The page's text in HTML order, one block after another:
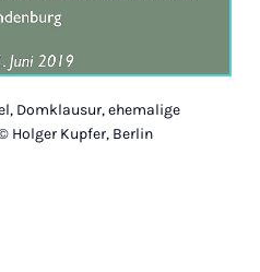
Domklausur, ehemalige
Holger Kupfer, Berlin